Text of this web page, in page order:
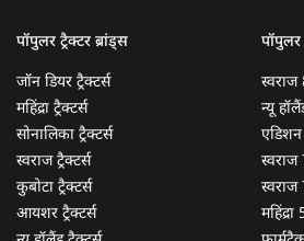
पॉपुलर ट्रैक्टर ब्रांड्स
जॉन डियर ट्रैक्टर्स
महिंद्रा ट्रैक्टर्स
सोनालिका ट्रैक्टर्स
स्वराज ट्रैक्टर्स
कुबोटा ट्रैक्टर्स
आयशर ट्रैक्टर्स
पॉपुलर
स्वराज
न्यू
एडिशन
स्वराज